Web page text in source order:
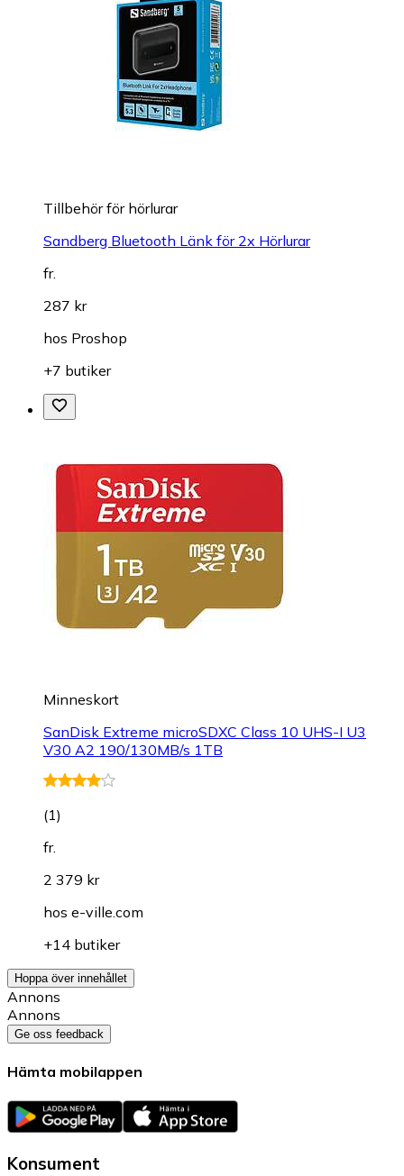
Tillbehör för hörlurar
Sandberg Bluetooth Länk för 2x Hörlurar
fr.
287 kr
hos Proshop
+7 butiker
Minneskort
SanDisk Extreme microSDXC Class 10 UHS-I U3
V30 A2 190/130MB/s 1TB
(1)
fr.
2 379 kr
hos e-ville.com
+14 butiker
Hoppa över innehållet
Annons
Annons
Ge oss feedback
Hämta mobilappen
Konsument